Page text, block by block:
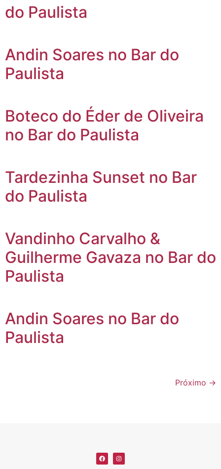
do Paulista
Andin Soares no Bar do
Paulista
Boteco do Éder de Oliveira
no Bar do Paulista
Tardezinha Sunset no Bar
do Paulista
Vandinho Carvalho &
Guilherme Gavaza no Bar do
Paulista
Andin Soares no Bar do
Paulista
Próximo →